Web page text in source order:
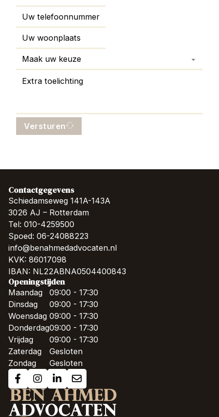
Versturen
Contactgegevens
Schiedamseweg 141A-143A
3026 AJ – Rotterdam
Tel: 010-4259500
Spoed: 06-24088223
info@benahmedadvocaten.nl
KVK: 86017098
IBAN: NL22ABNA0504400843
Openingstijden
Maandag
Dinsdag
Woensdag
Donderdag
Vrijdag
Zaterdag
Zondag
09:00 - 17:30
09:00 - 17:30
09:00 - 17:30
09:00 - 17:30
09:00 - 17:30
Gesloten
Gesloten